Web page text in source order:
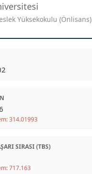
Yüksekokulu (Önlisans)
314.01993
SIRASI (TBS)
717.163